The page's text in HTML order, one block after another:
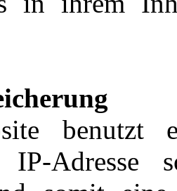
IP-Adresse